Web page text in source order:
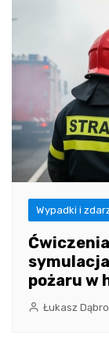
Wypadki i
pożaru w
Łukasz